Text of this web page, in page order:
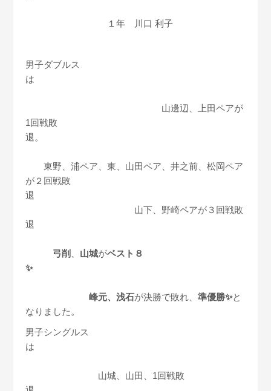
１年 川口 利子
男子ダブルス
は
山邊辺、上田ペアが
1回戦敗
退。
東野、浦ペア、東、山田ペア、井之前、松岡ペア
が２回戦敗
退
山下、野崎ペアが３回戦敗
退
弓削 山城がベスト８
✨
峰元、浅石が決勝で敗れ、準優勝✨と
なりました。
男子シングルス
は
山城、山田、1回戦敗